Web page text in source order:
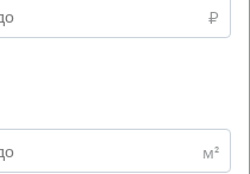
₽
м²